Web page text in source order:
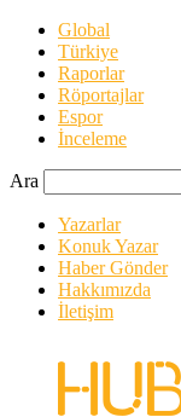
Global
Türkiye
Raporlar
Röportajlar
Espor
İnceleme
Ara
Yazarlar
Konuk Yazar
Haber Gönder
Hakkımızda
İletişim